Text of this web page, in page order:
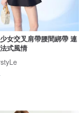
女交叉肩帶腰間綁帶 連
式風情